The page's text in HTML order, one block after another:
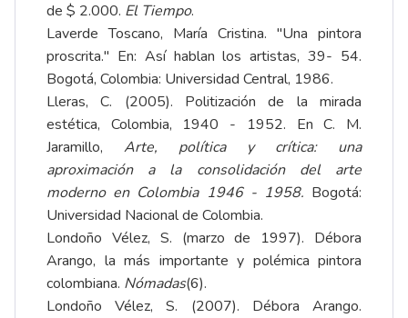
de $ 2.000. El Tiempo.
Laverde Toscano, María Cristina. "Una pintora
proscrita." En: Así hablan los artistas, 39- 54.
Bogotá, Colombia: Universidad Central, 1986.
Lleras, C. (2005). Politización de la mirada
estética, Colombia, 1940 - 1952. En C. M.
Jaramillo, Arte, política y crítica: una
aproximación a la consolidación del arte
moderno en Colombia 1946 - 1958. Bogotá:
Universidad Nacional de Colombia.
Londoño Vélez, S. (marzo de 1997). Débora
Arango, la más importante y polémica pintora
colombiana. Nómadas(6).
Londoño Vélez, S. (2007). Débora Arango.